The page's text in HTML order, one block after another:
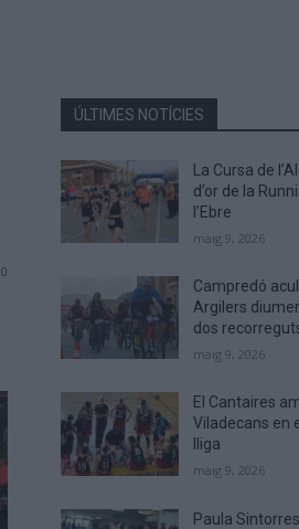
0
ÚLTIMES NOTÍCIES
La Cursa de
d’or de la
l’Ebre
maig 9, 2026
Campredó
Argilers
dos
maig 9, 2026
El Cantaires
Viladecans en
lliga
maig 9, 2026
Paula